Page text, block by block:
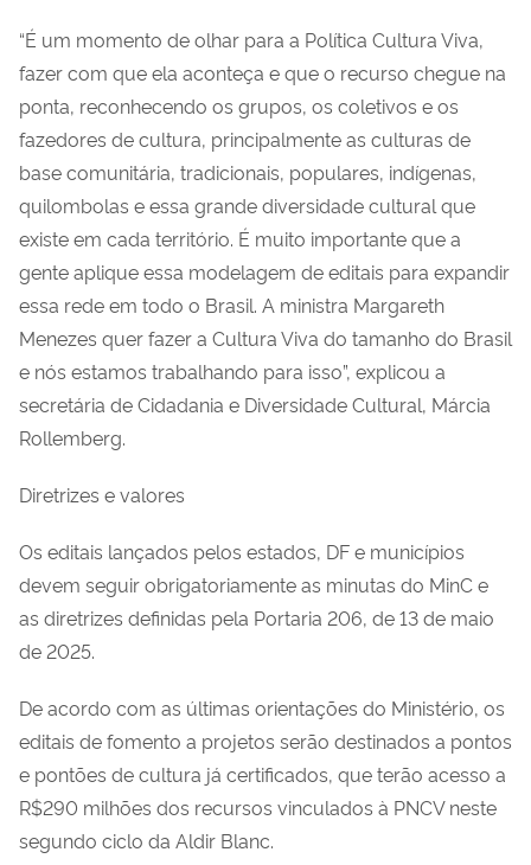
“É um momento de olhar para a Política Cultura Viva,
fazer com que ela aconteça e que o recurso chegue na
ponta, reconhecendo os grupos, os coletivos e os
fazedores de cultura, principalmente as culturas de
base comunitária, tradicionais, populares, indígenas,
quilombolas e essa grande diversidade cultural que
existe em cada território. É muito importante que a
gente aplique essa modelagem de editais para expandir
essa rede em todo o Brasil. A ministra Margareth
Menezes quer fazer a Cultura Viva do tamanho do Brasil
e nós estamos trabalhando para isso”, explicou a
secretária de Cidadania e Diversidade Cultural, Márcia
Rollemberg.
Diretrizes e valores
Os editais lançados pelos estados, DF e municípios
devem seguir obrigatoriamente as minutas do MinC e
as diretrizes definidas pela Portaria 206, de 13 de maio
de 2025.
De acordo com as últimas orientações do Ministério, os
editais de fomento a projetos serão destinados a pontos
e pontões de cultura já certificados, que terão acesso a
R$290 milhões dos recursos vinculados à PNCV neste
segundo ciclo da Aldir Blanc.